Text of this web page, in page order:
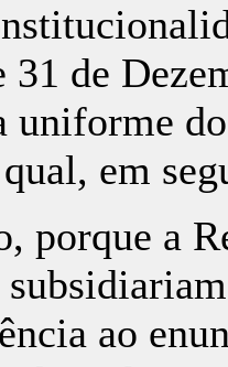
31 de
uniforme
em
porque a
ao